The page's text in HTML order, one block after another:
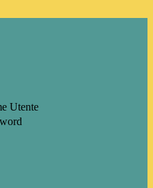
Utente